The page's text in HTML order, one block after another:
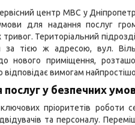
центр МВС у
для надання послуг
тривог. Територіальний
за тією ж адресою, вул.
нового приміщення,
відповідає вимогам
послуг у безпечних
пріоритетів роботи
та персоналу.